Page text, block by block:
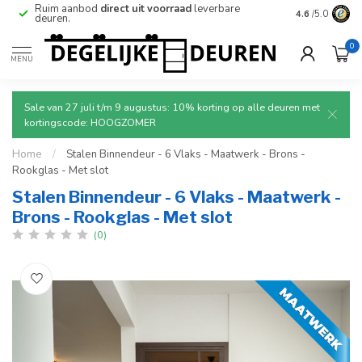
Betrouwbareenveiligelevering met tracking. 4.6 /5.0
MENU
0
Sale van 27 juli t/m 9 augustus: 10% korting op alle deuren met
kortingscode: HOOGZOMER
Home /
Stalen Binnendeur - 6 Vlaks - Maatwerk - Brons -
Rookglas - Met slot
Stalen Binnendeur - 6 Vlaks - Maatwerk -
Brons - Rookglas - Met slot
(0)